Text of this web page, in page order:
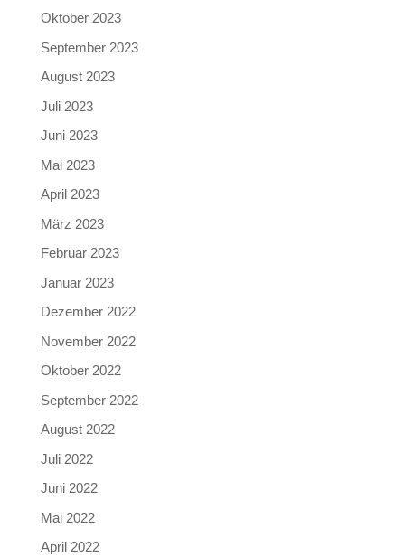
Oktober 2023
September 2023
August 2023
Juli 2023
Juni 2023
Mai 2023
April 2023
März 2023
Februar 2023
Januar 2023
Dezember 2022
November 2022
Oktober 2022
September 2022
August 2022
Juli 2022
Juni 2022
Mai 2022
April 2022